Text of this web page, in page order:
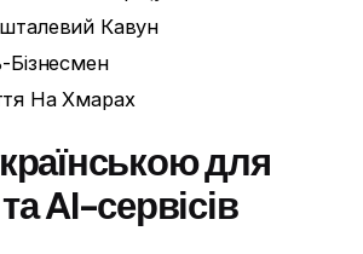
Кавун
Бізнесмен
На Хмарах
для
AI-сервісів